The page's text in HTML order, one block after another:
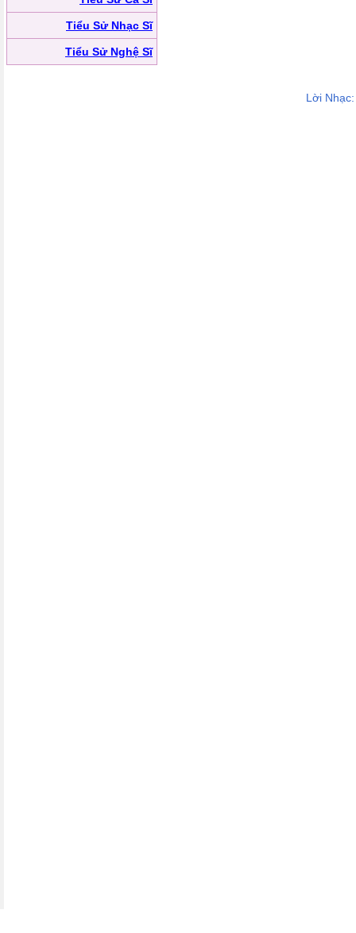
Tiểu Sử Nhạc Sĩ
Tiểu Sử Nghệ Sĩ
Lời